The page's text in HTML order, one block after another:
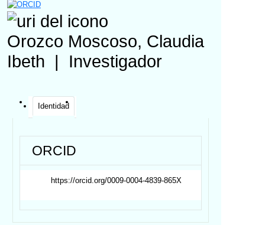
Orozco Moscoso, Claudia
Ibeth
Investigador
Identidad
ORCID
https://orcid.org/0009-0004-4839-865X